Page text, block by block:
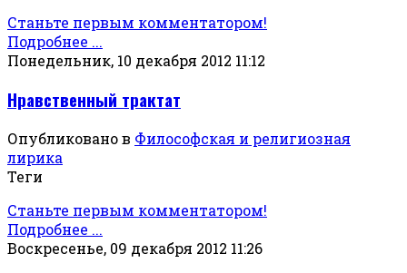
Станьте первым комментатором!
Подробнее ...
Понедельник, 10 декабря 2012 11:12
Нравственный трактат
Опубликовано в Философская и религиозная
лирика
Теги
Станьте первым комментатором!
Подробнее ...
Воскресенье, 09 декабря 2012 11:26